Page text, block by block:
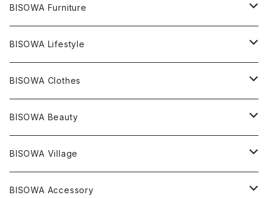
ライトニング
ツインソウル
アメジスト
アクアマリン
産地別
ヒマラヤ
ブラジル
宇佐美聖子
絹麻 ~kenma~
ピアス
宇佐美聖子
Others
ブレスレット
宇佐美聖子
Others
リング
サンキャッチャー
ヘアアクセサリー
イヤリング
ONE PIECE
ヘンプ
オーガニックコットン
PANTS
ヘンプ
オーガニックコットン
T-SHIRT
オーガニックコットン
ヘンプコットン
leggings
ヘンプ
オーガニックコットン
Others
ヘンプ
Underwear
BISOWA Furniture
のるすく
BISOWA Lifestyle
Music
宇佐美聖子
Niceness Music
浄化アイテム
Cosmic Hemp 麻炭
セージ
オラクルカード
キャンドル
BISOWA Clothes
麻
絹
Others
BISOWA Beauty
ヘンプオイル
BISOWA Village
Bisowa Club Room
BISOWA Accessory